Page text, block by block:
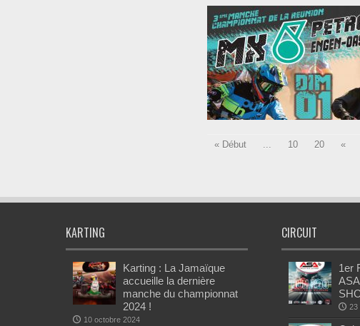
« Début ... 10 20 «
KARTING
Karting : La Jamaïque
accueille la dernière
manche du championnat
2024 !
10 octobre 2024
CIRCUIT
1er
23